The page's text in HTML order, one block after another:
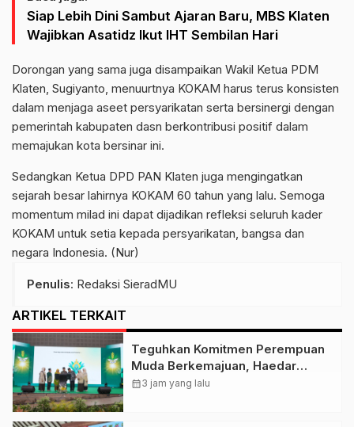
Siap Lebih Dini Sambut Ajaran Baru, MBS Klaten
Wajibkan Asatidz Ikut IHT Sembilan Hari
Dorongan yang sama juga disampaikan Wakil Ketua PDM
Klaten, Sugiyanto, menuurtnya KOKAM harus terus konsisten
dalam menjaga aseet persyarikatan serta bersinergi dengan
pemerintah kabupaten dasn berkontribusi positif dalam
memajukan kota bersinar ini.
Sedangkan Ketua DPD PAN Klaten juga mengingatkan
sejarah besar lahirnya KOKAM 60 tahun yang lalu. Semoga
momentum milad ini dapat dijadikan refleksi seluruh kader
KOKAM untuk setia kepada persyarikatan, bangsa dan
negara Indonesia. (Nur)
Penulis: Redaksi SieradMU
ARTIKEL TERKAIT
Teguhkan Komitmen Perempuan
Muda Berkemajuan, Haedar
Nashir Buka Muktamar ke-15
calendar_month3 jam yang lalu